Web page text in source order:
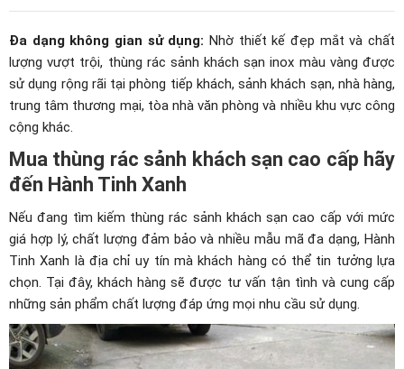
Đa dạng không gian sử dụng: Nhờ thiết kế đẹp mắt và chất
lượng vượt trội, thùng rác sảnh khách sạn inox màu vàng được
sử dụng rộng rãi tại phòng tiếp khách, sảnh khách sạn, nhà hàng,
trung tâm thương mại, tòa nhà văn phòng và nhiều khu vực công
cộng khác.
Mua thùng rác sảnh khách sạn cao cấp hãy
đến Hành Tinh Xanh
Nếu đang tìm kiếm thùng rác sảnh khách sạn cao cấp với mức
giá hợp lý, chất lượng đảm bảo và nhiều mẫu mã đa dạng, Hành
Tinh Xanh là địa chỉ uy tín mà khách hàng có thể tin tưởng lựa
chọn. Tại đây, khách hàng sẽ được tư vấn tận tình và cung cấp
những sản phẩm chất lượng đáp ứng mọi nhu cầu sử dụng.